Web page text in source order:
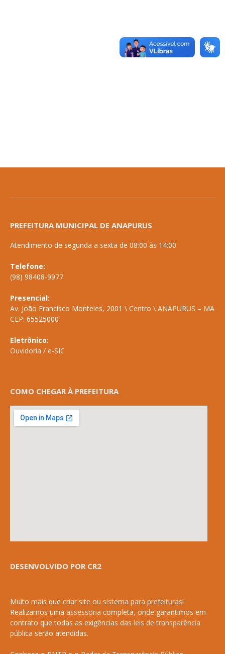
PREFEITURA MUNICIPAL DE ANAPURUS
Atendimento de segunda a sexta de 08:00 às 14:00
Telefone:
(98) 98408-9977
Presencial:
Av. João Francisco Monteles, 2001 \ Centro \ ANAPURUS – MA
CEP: 65525000
Eletrônico:
Ouvidoria / e-SIC
COMO CHEGAR À PREFEITURA
DESENVOLVIDO POR CR2
Muito mais que criar site ou sistema para prefeituras!
Realizamos uma assessoria completa, onde garantimos em
contrato que todas as exigências das leis de transparência
pública serão atendidas.